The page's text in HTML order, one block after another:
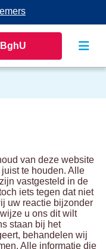
van deze website
te houden. Alle
vastgesteld in de
iets tegen dat niet
uw reactie bijzonder
u ons dit wilt
staan bij het
behandelen wij
Alle informatie die